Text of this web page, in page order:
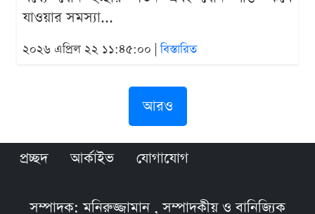
যাওয়ার সমস্যা...
২০২৬ এপ্রিল ২২ ১১:৪৫:০০ |বিস্তারিত
আরও
প্রচ্ছদ আর্কাইভ যোগাযোগ
সম্পাদক: মনিরুজ্জামান , সম্পাদকীয় ও বানিজ্যিক